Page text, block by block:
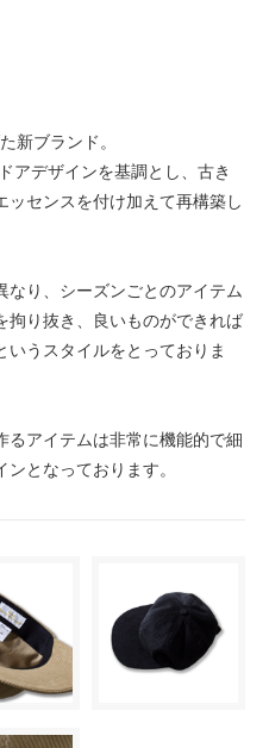
新ブランド。
アデザインを基調とし、古き
ッセンスを付け加えて再構築し
り、シーズンごとのアイテム
拘り抜き、良いものができれば
いうスタイルをとっておりま
るアイテムは非常に機能的で細
となっております。